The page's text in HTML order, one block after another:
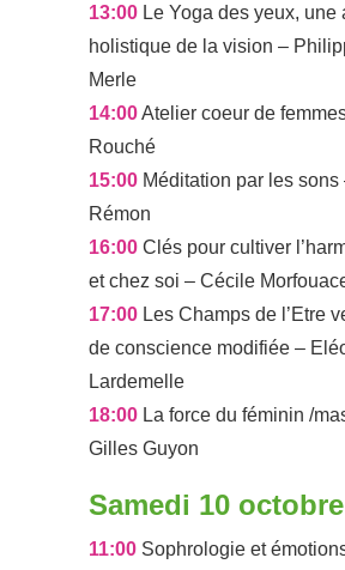
13:00 Le Yoga des yeux, une
holistique de la vision –
Merle
14:00Atelier coeur de
Rouché
15:00 Méditation par les sons
Rémon
16:00 Clés pour cultiver
et chez soi – Cécile
17:00 Les Champs de l’Etre
de conscience modifiée –
Lardemelle
18:00 La force du féminin /
Gilles Guyon
Samedi 10
11:00 Sophrologie et